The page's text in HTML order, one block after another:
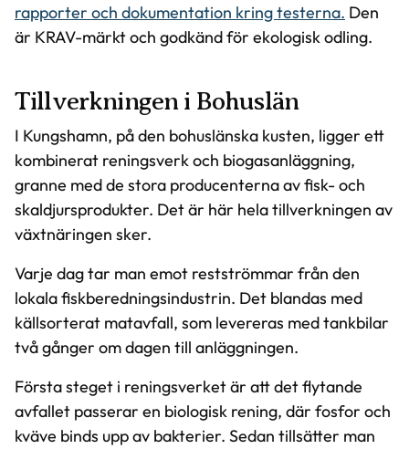
rapporter och dokumentation kring testerna. Den
är KRAV-märkt och godkänd för ekologisk odling.
Tillverkningen i Bohuslän
I Kungshamn, på den bohuslänska kusten, ligger ett
kombinerat reningsverk och biogasanläggning,
granne med de stora producenterna av fisk- och
skaldjursprodukter. Det är här hela tillverkningen av
växtnäringen sker.
Varje dag tar man emot restströmmar från den
lokala fiskberedningsindustrin. Det blandas med
källsorterat matavfall, som levereras med tankbilar
två gånger om dagen till anläggningen.
Första steget i reningsverket är att det flytande
avfallet passerar en biologisk rening, där fosfor och
kväve binds upp av bakterier. Sedan tillsätter man